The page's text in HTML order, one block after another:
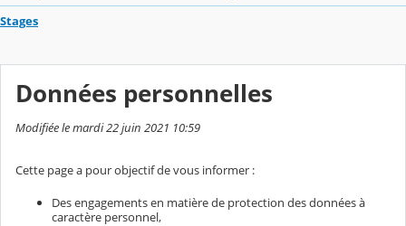
Stages
Données personnelles
Modifiée le mardi 22 juin 2021 10:59
Cette page a pour objectif de vous informer :
Des engagements en matière de protection des données à
caractère personnel,